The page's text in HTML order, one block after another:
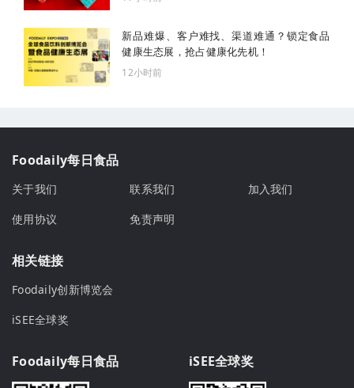
新品难爆、客户难找、渠道难通？锁定食品
健康生态展，抢占健康化先机！
12小时前
Foodaily每日食品
关于我们 联系我们
加入我们
使用协议
免责声明
相关链接
Foodaily创新博览会
iSEE全球奖
Foodaily每日食品 iSEE全球奖